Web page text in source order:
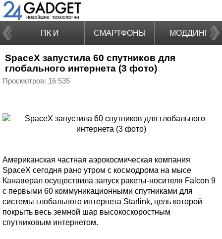
ПК И
НОУТБУКИ
СМАРТФОНЫ МОДДИНГ
SpaceX запустила 60 спутников для
глобального интернета (3 фото)
Просмотров: 16 535
Американская частная аэрокосмическая компания
SpaceX сегодня рано утром с космодрома на мысе
Канаверал осуществила запуск ракеты-носителя Falcon 9
с первыми 60 коммуникационными спутниками для
системы глобального интернета Starlink, цель которой
покрыть весь земной шар высокоскоростным
спутниковым интернетом.